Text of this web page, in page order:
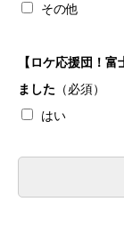
その他
【ロケ応援団！
ました （必須）
はい